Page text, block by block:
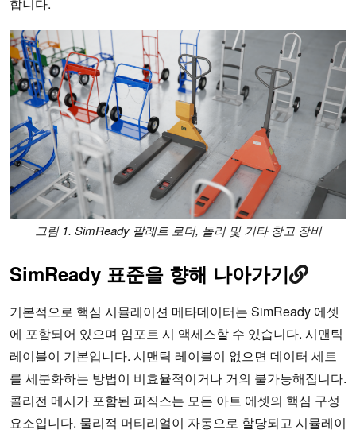
그림 1. SimReady 팔레트 로더, 돌리 및 기타 창고 장비
SimReady 표준을 향해 나아가기
기본적으로 핵심 시뮬레이션 메타데이터는 SimReady 에셋
에 포함되어 있으며 임포트 시 액세스할 수 있습니다. 시맨틱
레이블이 기본입니다. 시맨틱 레이블이 없으면 데이터 세트
를 세분화하는 방법이 비효율적이거나 거의 불가능해집니다.
콜리전 메시가 포함된 피직스는 모든 아트 에셋의 핵심 구성
요소입니다. 물리적 머티리얼이 자동으로 할당되고 시뮬레이